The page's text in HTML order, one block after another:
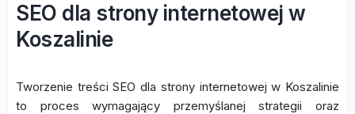
SEO dla strony internetowej w
Koszalinie
Tworzenie treści SEO dla strony internetowej w Koszalinie
to proces wymagający przemyślanej strategii oraz